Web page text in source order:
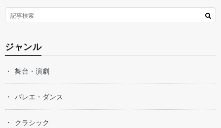
ジャンル
舞台・演劇
バレエ・ダンス
クラシック